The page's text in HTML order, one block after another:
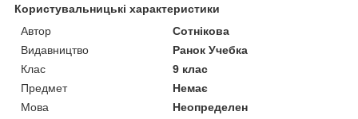
Користувальницькі характеристики
Автор
Сотнікова
Видавництво
Ранок Учебка
Клас
9 клас
Предмет
Немає
Мова
Неопределен